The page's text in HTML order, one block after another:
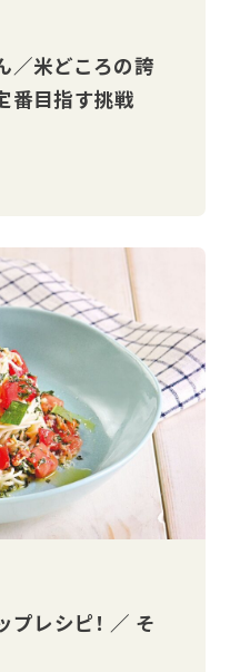
米どころの誇
目指す挑戦
レシピ！ ／ そ